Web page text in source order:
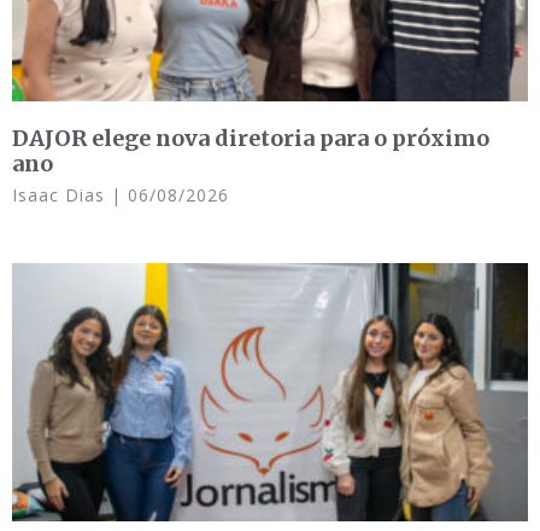
DAJOR elege nova diretoria para o próximo
ano
Isaac Dias 06/08/2026